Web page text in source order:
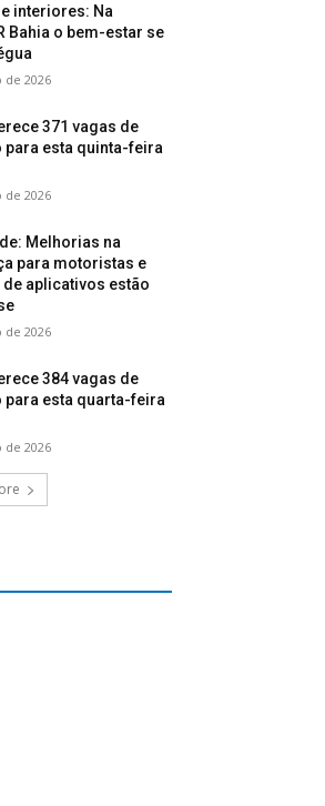
interiores: Na
Bahia o bem-estar se
de 2026
371 vagas de
para esta quinta-feira
de 2026
Melhorias na
para motoristas e
aplicativos estão
de 2026
384 vagas de
para esta quarta-feira
de 2026